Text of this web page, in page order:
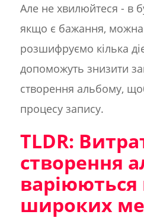
Але не хвилюйтеся - в
якщо є бажання, можна
розшифруємо кілька
допоможуть знизити
створення альбому,
процесу запису.
TLDR:
створення
варіюються
широких